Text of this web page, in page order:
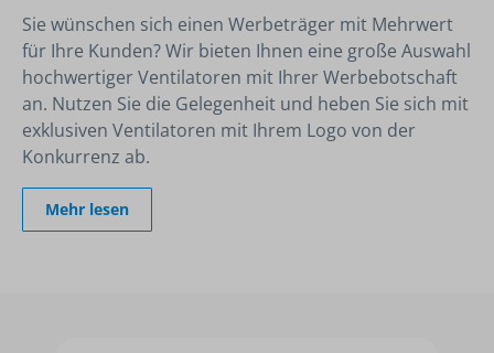
Sie wünschen sich einen Werbeträger mit Mehrwert
für Ihre Kunden? Wir bieten Ihnen eine große Auswahl
hochwertiger Ventilatoren mit Ihrer Werbebotschaft
an. Nutzen Sie die Gelegenheit und heben Sie sich mit
exklusiven Ventilatoren mit Ihrem Logo von der
Konkurrenz ab.
Mehr lesen